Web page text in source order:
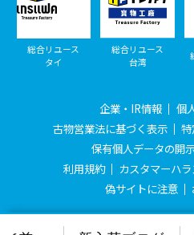
総合リユース
タイ
総合リユース
台湾
企業・IR情報
個
古物営業法に基づく表示
保有個人データの開
利用規約
カスタマーハ
偽サイトに注意
© Treasure Factory, All